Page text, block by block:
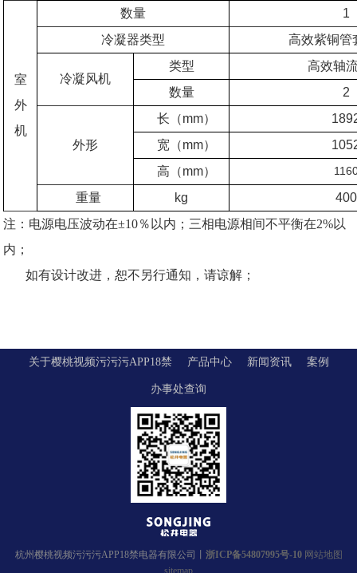
室
外
机
数量
1
冷凝器类型
高效紫铜管
冷凝风机
类型
高效轴
数量
2
外形
长（mm）
宽（mm）
高（mm）
重量 kg
400
注：电源电压波动在±10％以内；三相电源相间不平衡在2%以
内；
如有设计改进，恕不另行通知，请谅解；
关于樱桃视频污污污APP18禁 产品中心 新闻资讯 案例
办事处查询
杭州樱桃视频污污污APP18禁电器有限公司丨 浙ICP备54807995号-10 网站地图